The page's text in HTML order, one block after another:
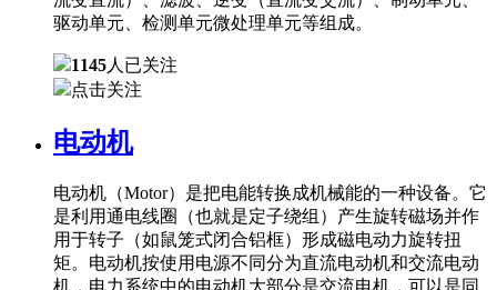
驱动单元、检测单元微处理单元等组成。
1145人已关注
点击关注
电动机
电动机（Motor）是把电能转换成机械能的一种设备。它
是利用通电线圈（也就是定子绕组）产生旋转磁场并作
用于转子（如鼠笼式闭合铝框）形成磁电动力旋转扭
矩。电动机按使用电源不同分为直流电动机和交流电动